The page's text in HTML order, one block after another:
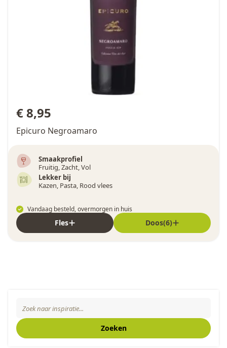
Zoeken
€ 8,95
Epicuro Negroamaro
Smaakprofiel
Fruitig, Zacht, Vol
Lekker bij
Kazen, Pasta, Rood vlees
Vandaag besteld, overmorgen in huis
Fles Doos(6)